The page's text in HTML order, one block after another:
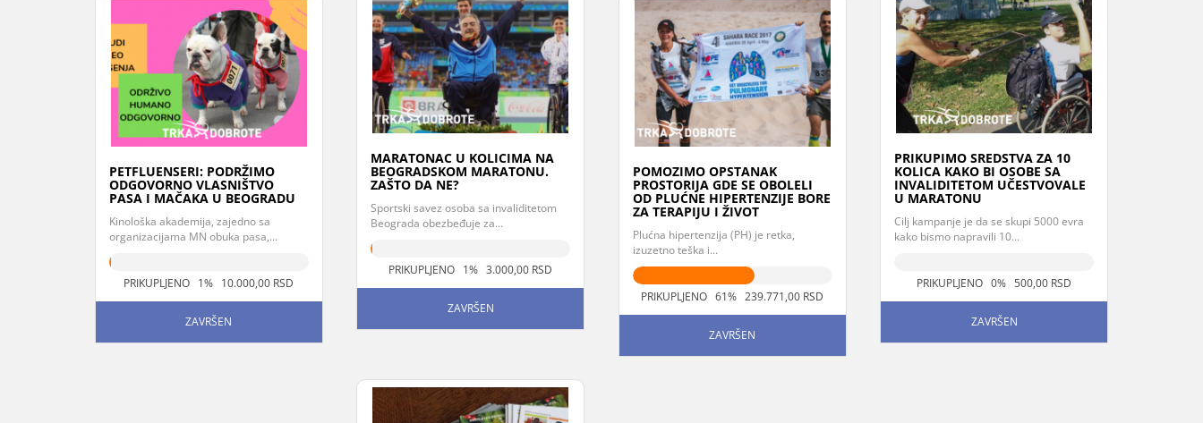
MARATONAC U KOLICIMA NA
BEOGRADSKOM MARATONU.
ZAŠTO DA NE?
Sportski savez osoba sa invaliditetom
Beograda obezbeđuje za...
PRIKUPLJENO 1% 3.000,00 RSD
ZAVRŠEN
PRIKUPIMO SREDSTVA ZA 10
KOLICA KAKO BI OSOBE SA
INVALIDITETOM UČESTVOVALE
U MARATONU
Cilj kampanje je da se skupi 5000 evra
kako bismo napravili 10...
PRIKUPLJENO 0% 500,00 RSD
ZAVRŠEN
PETFLUENSERI: PODRŽIMO
ODGOVORNO VLASNIŠTVO
PASA I MAČAKA U BEOGRADU
Kinološka akademija, zajedno sa
organizacijama MN obuka pasa,...
PRIKUPLJENO 1% 10.000,00 RSD
ZAVRŠEN
POMOZIMO OPSTANAK
PROSTORIJA GDE SE OBOLELI
OD PLUĆNE HIPERTENZIJE BORE
ZA TERAPIJU I ŽIVOT
Plućna hipertenzija (PH) je retka,
izuzetno teška i...
PRIKUPLJENO 61% 239.771,00 RSD
ZAVRŠEN